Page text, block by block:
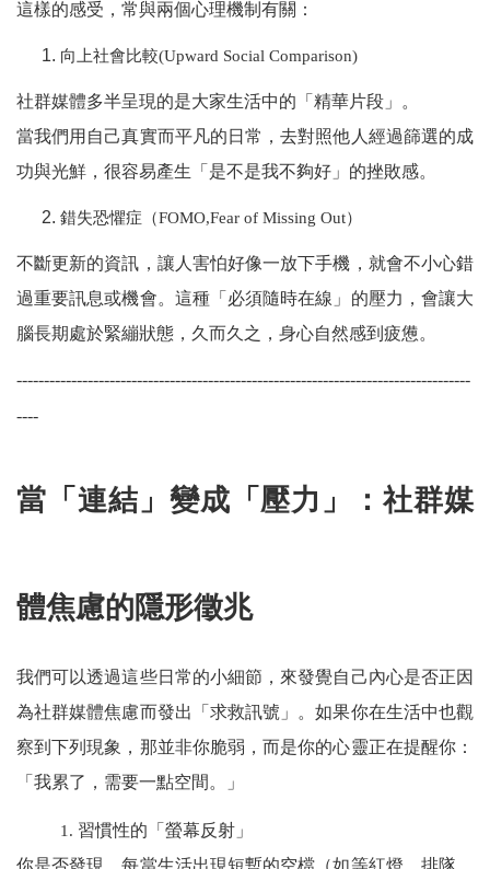
這樣的感受，常與兩個心理機制有關：
向上社會比較(Upward Social Comparison)
社群媒體多半呈現的是大家生活中的「精華片段」。
當我們用自己真實而平凡的日常，去對照他人經過篩選的成
功與光鮮，很容易產生「是不是我不夠好」的挫敗感。
錯失恐懼症（FOMO,Fear of Missing Out）
不斷更新的資訊，讓人害怕好像一放下手機，就會不小心錯
過重要訊息或機會。這種「必須隨時在線」的壓力，會讓大
腦長期處於緊繃狀態，久而久之，身心自然感到疲憊。
-----------------------------------------------------------------------------------
----
當「連結」變成「壓力」：社群媒
體焦慮的隱形徵兆
我們可以透過這些日常的小細節，來發覺自己內心是否正因
為社群媒體焦慮而發出「求救訊號」。如果你在生活中也觀
察到下列現象，那並非你脆弱，而是你的心靈正在提醒你：
「我累了，需要一點空間。」
1. 習慣性的「螢幕反射」
你是否發現，每當生活出現短暫的空檔（如等紅燈、排隊、